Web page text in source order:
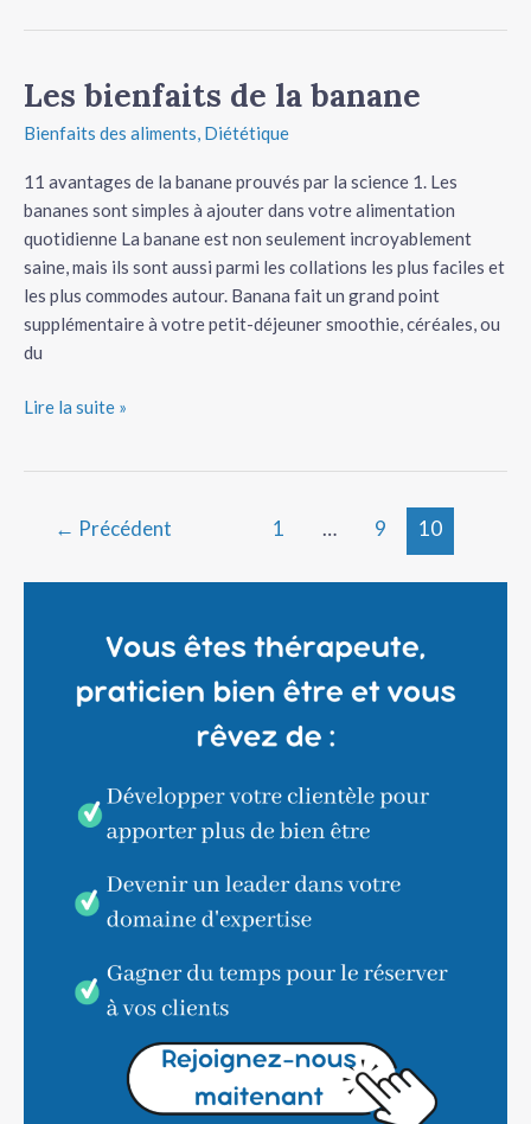
Les bienfaits de la banane
Bienfaits des aliments, Diététique
11 avantages de la banane prouvés par la science 1. Les
bananes sont simples à ajouter dans votre alimentation
quotidienne La banane est non seulement incroyablement
saine, mais ils sont aussi parmi les collations les plus faciles et
les plus commodes autour. Banana fait un grand point
supplémentaire à votre petit-déjeuner smoothie, céréales, ou
du
Les
de
la
banane
Lire la suite »
← Précédent 1 … 9 10